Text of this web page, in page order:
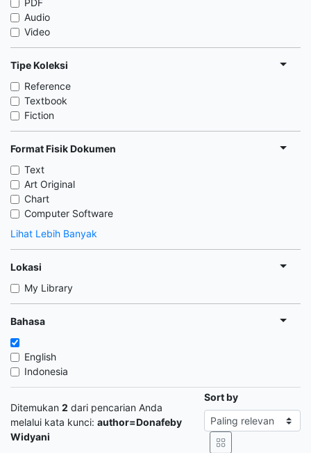
PDF
Audio
Video
Tipe Koleksi
Reference
Textbook
Fiction
Format Fisik Dokumen
Text
Art Original
Chart
Computer Software
Lihat Lebih Banyak
Lokasi
My Library
Bahasa
English
Indonesia
Ditemukan 2 dari pencarian Anda
melalui kata kunci: author=Donafeby
Widyani
Sort by